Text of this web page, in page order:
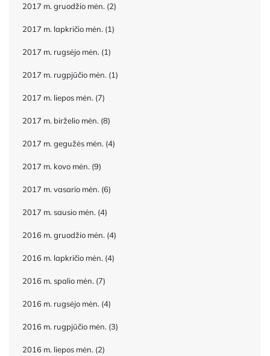
2017 m. gruodžio mėn. (2)
2017 m. lapkričio mėn. (1)
2017 m. rugsėjo mėn. (1)
2017 m. rugpjūčio mėn. (1)
2017 m. liepos mėn. (7)
2017 m. birželio mėn. (8)
2017 m. gegužės mėn. (4)
2017 m. kovo mėn. (9)
2017 m. vasario mėn. (6)
2017 m. sausio mėn. (4)
2016 m. gruodžio mėn. (4)
2016 m. lapkričio mėn. (4)
2016 m. spalio mėn. (7)
2016 m. rugsėjo mėn. (4)
2016 m. rugpjūčio mėn. (3)
2016 m. liepos mėn. (2)